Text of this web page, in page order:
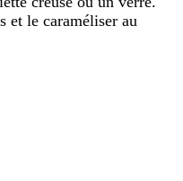
et le caraméliser au